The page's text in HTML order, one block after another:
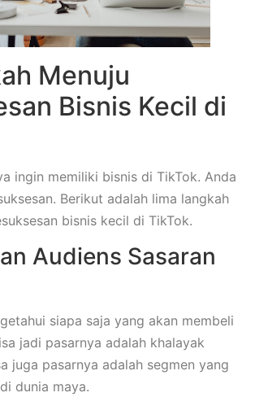
Menuju
Bisnis Kecil di
ingin memiliki bisnis di TikTok. Anda
Berikut adalah lima langkah
bisnis kecil di TikTok.
Audiens Sasaran
siapa saja yang akan membeli
jadi pasarnya adalah khalayak
juga pasarnya adalah segmen yang
dunia maya.